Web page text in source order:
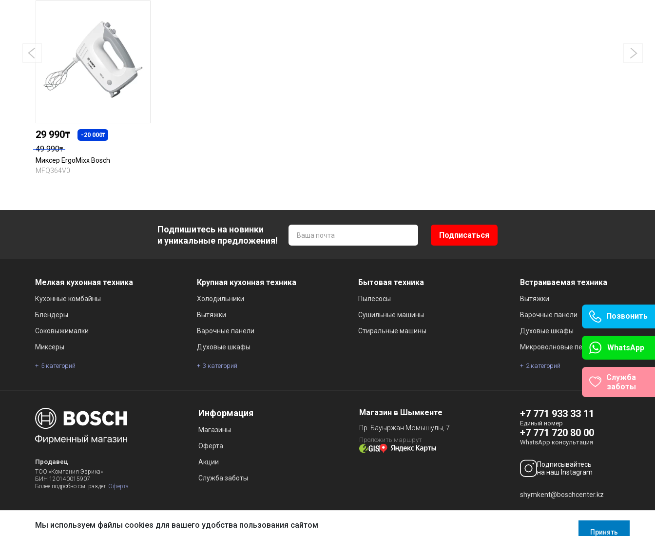
29 990₸ -20 000₸
49 990₸
Миксер ErgoMixx Bosch
MFQ364V0
Подпишитесь на новинки
и уникальные предложения!
Мелкая кухонная техника
Кухонные комбайны
Блендеры
Соковыжималки
Миксеры
5 категорий
Крупная кухонная техника
Холодильники
Вытяжки
Варочные панели
Духовые шкафы
3 категорий
Бытовая техника
Пылесосы
Сушильные машины
Стиральные машины
Встраиваемая техника
Вытяжки
Варочные панели
Духовые шкафы
Микроволновые печи
2 категорий
Продавец
ТОО «Компания Эврика»
БИН 120140015907
Более подробно см. раздел Оферта
Информация
Магазины
Оферта
Акции
Служба заботы
Магазин в Шымкенте
Пр. Бауыржан Момышулы, 7
Проложить маршрут
+7 771 933 33 11
Единый номер
+7 771 720 80 00
WhatsApp консультация
Подписывайтесь
на наш Instagram
shymkent@boschcenter.kz
Мы используем файлы cookies для вашего удобства пользования сайтом
Принять
Позвонить
WhatsApp
Служба
заботы